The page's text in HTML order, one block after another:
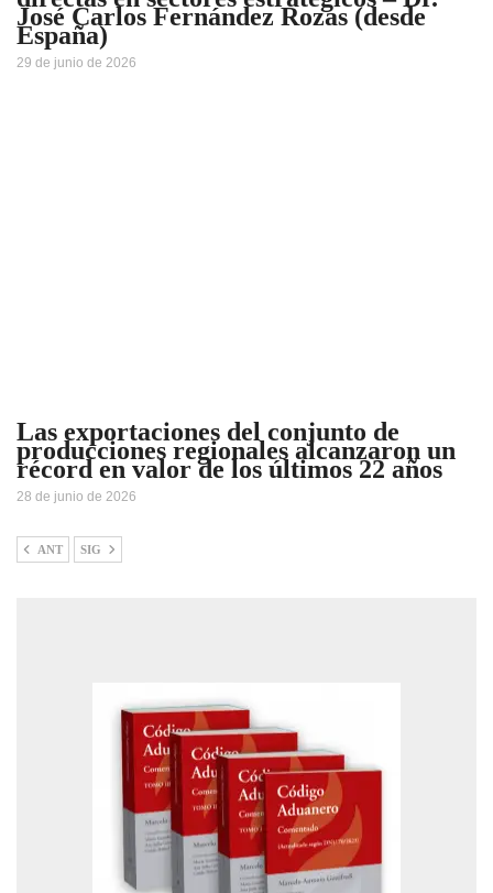
José Carlos Fernández Rozas (desde
España)
29 de junio de 2026
Las exportaciones del conjunto de
producciones regionales alcanzaron un
récord en valor de los últimos 22 años
28 de junio de 2026
ANT SIG